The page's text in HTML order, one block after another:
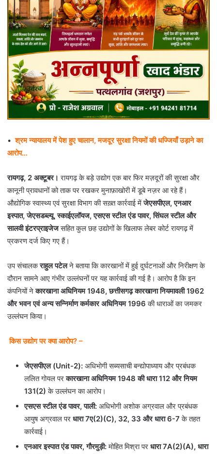
• श्रम न्यायालय में पेश हुए चालान, मजदूर सुरक्षा नियमों की धज्जियाँ उड़ाने का
आरोप…
रायगढ़, 2 अक्टूबर। रायगढ़ के बड़े उद्योग एक बार फिर मज़दूरों की सुरक्षा और
कानूनी प्रावधानों को ताक पर रखकर मुनाफ़ाखोरी में डूबे नज़र आ रहे हैं।
औद्योगिक स्वास्थ्य एवं सुरक्षा विभाग की सख़्त कार्रवाई मेंजेएसपीएल, एनआर
इस्पात, जेएसडब्ल्यू, स्काईएलॉयज, एसएस स्टील एंड पावर, सिंघल स्टील और
सालवी इंटरप्राइजेजसहित कुल छह उद्योगों के खिलाफ लेबर कोर्ट रायगढ़ में
प्रकरण दर्ज किए गए हैं।
उप संचालकराहुल पटेलने बताया कि कारखानों में हुई दुर्घटनाओं और निरीक्षण के
दौरान सामने आए गंभीर उल्लंघनों पर यह कार्रवाई की गई है। आरोप है कि इन
कंपनियों नेकारखाना अधिनियम 1948, छत्तीसगढ़ कारखाना नियमावली 1962
और भवन एवं अन्य सन्निर्माण कर्मकार अधिनियम 1996 की धाराओं का जमकर
उल्लंघन किया।
किस उद्योग पर क्या आरोप? –
जेएसपीएल (Unit-2): अधिभोगी सब्यसाची बन्द्योपाध्याय और प्रबंधक
ललित गोयल परकारखाना अधिनियम 1948 की धारा 112 और नियम
131(2) के उल्लंघन का आरोप।
एसएस स्टील एंड पावर, पाली: अधिभोगी अशोक अग्रवाल और प्रबंधक
आयुष अग्रवाल पर धारा 7ए(2)(C), 32, 33 और धारा 6-7 के तहत
कार्रवाई।
एनआर इस्पात एंड पावर, गौरमुड़ी:मोहित मिश्रा पर धारा 7A(2)(A), धारा